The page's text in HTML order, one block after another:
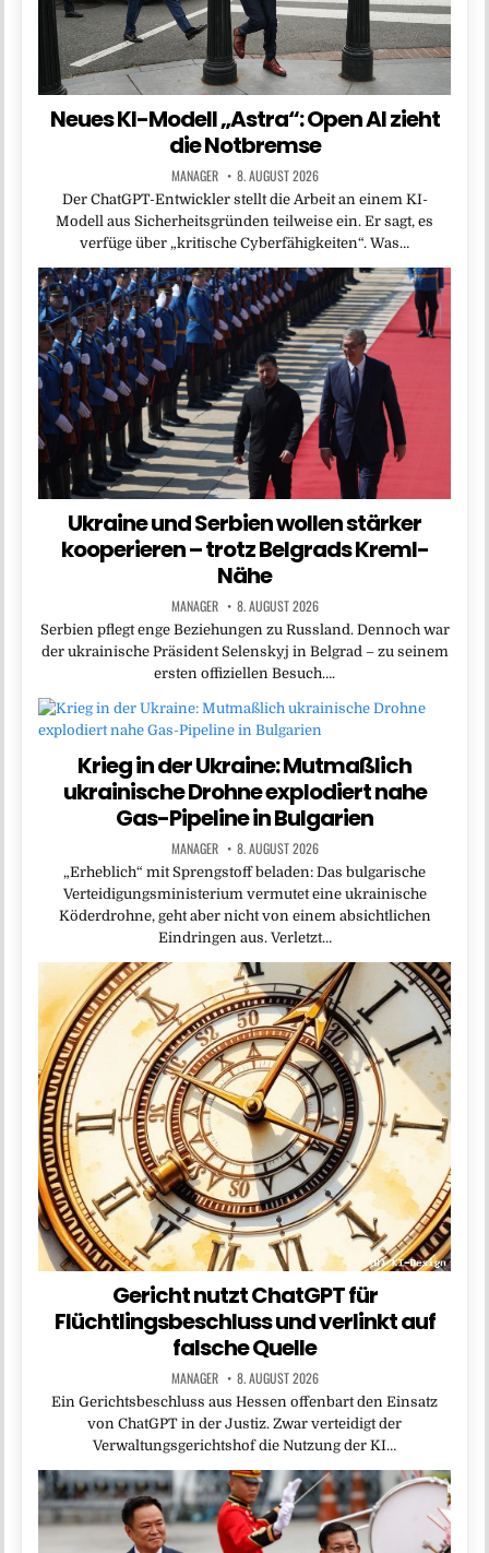
Neues KI-Modell „Astra“: Open AI zieht
die Notbremse
MANAGER 8. AUGUST 2026
Der ChatGPT-Entwickler stellt die Arbeit an einem KI-
Modell aus Sicherheitsgründen teilweise ein. Er sagt, es
verfüge über „kritische Cyberfähigkeiten“. Was…
Ukraine und Serbien wollen stärker
kooperieren – trotz Belgrads Kreml-
Nähe
MANAGER 8. AUGUST 2026
Serbien pflegt enge Beziehungen zu Russland. Dennoch war
der ukrainische Präsident Selenskyj in Belgrad – zu seinem
ersten offiziellen Besuch….
Krieg in der Ukraine: Mutmaßlich
ukrainische Drohne explodiert nahe
Gas-Pipeline in Bulgarien
MANAGER 8. AUGUST 2026
„Erheblich“ mit Sprengstoff beladen: Das bulgarische
Verteidigungsministerium vermutet eine ukrainische
Köderdrohne, geht aber nicht von einem absichtlichen
Eindringen aus. Verletzt…
Gericht nutzt ChatGPT für
Flüchtlingsbeschluss und verlinkt auf
falsche Quelle
MANAGER 8. AUGUST 2026
Ein Gerichtsbeschluss aus Hessen offenbart den Einsatz
von ChatGPT in der Justiz. Zwar verteidigt der
Verwaltungsgerichtshof die Nutzung der KI…